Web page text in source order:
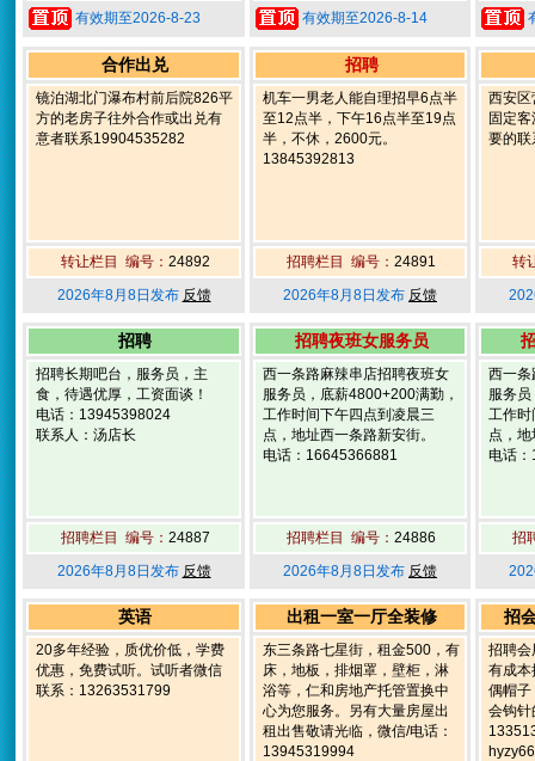
有效期至2026-8-23 有效期至2026-8-14
合作出兑
镜泊湖北门瀑布村前后院826平
方的老房子往外合作或出兑有
意者联系19904535282
转让栏目 编号： 24892
2026年8月8日发布 反馈
招聘
机车一男老人能自理招早6点半
至12点半，下午16点半至19点
半，不休，2600元。
13845392813
招聘栏目 编号： 24891
2026年8月8日发布 反馈
西安区
固定
要的
转
招聘
招聘长期吧台，服务员，主
食，待遇优厚，工资面谈！
电话：13945398024
联系人：汤店长
招聘栏目 编号： 24887
2026年8月8日发布 反馈
招聘夜班女服务员
西一条路麻辣串店招聘夜班女
服务员，底薪4800+200满勤，
工作时间下午四点到凌晨三
点，地址西一条路新安街。
电话：16645366881
招聘栏目 编号： 24886
2026年8月8日发布 反馈
西一条
服务
工作时
点，
电话
招
英语
20多年经验，质优价低，学费
优惠，免费试听。试听者微信
联系：13263531799
出租一室一厅全装修
东三条路七星街，租金500，有
床，地板，排烟罩，壁柜，淋
浴等，仁和房地产托管置换中
心为您服务。另有大量房屋出
租出售敬请光临，微信/电话：
13945319994
招
招聘会
有成本
偶帽子
会钩针